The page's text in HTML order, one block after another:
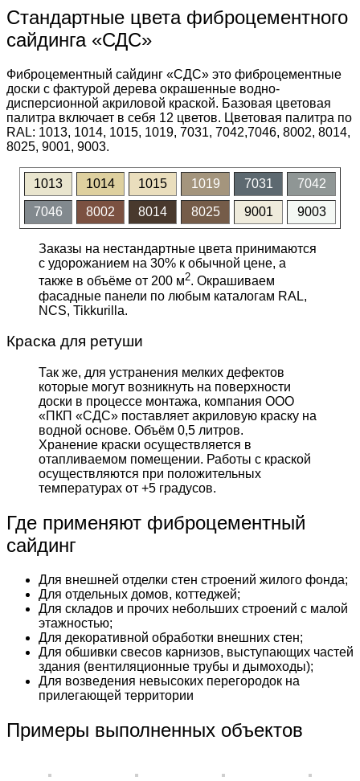
Стандартные цвета фиброцементного
сайдинга «СДС»
Фиброцементный сайдинг «СДС» это фиброцементные
доски с фактурой дерева окрашенные водно-
дисперсионной акриловой краской. Базовая цветовая
палитра включает в себя 12 цветов. Цветовая палитра по
RAL: 1013, 1014, 1015, 1019, 7031, 7042,7046, 8002, 8014,
8025, 9001, 9003.
1013 1014 1015 1019 7031 7042
7046 8002 8014 8025 9001 9003
Заказы на нестандартные цвета принимаются
с удорожанием на 30% к обычной цене, а
также в объёме от 200 м2. Окрашиваем
фасадные панели по любым каталогам RAL,
NCS, Tikkurilla.
Краска для ретуши
Так же, для устранения мелких дефектов
которые могут возникнуть на поверхности
доски в процессе монтажа, компания ООО
«ПКП «СДС» поставляет акриловую краску на
водной основе. Объём 0,5 литров.
Хранение краски осуществляется в
отапливаемом помещении. Работы с краской
осуществляются при положительных
температурах от +5 градусов.
Где применяют фиброцементный
сайдинг
Для внешней отделки стен строений жилого фонда;
Для отдельных домов, коттеджей;
Для складов и прочих небольших строений с малой
этажностью;
Для декоративной обработки внешних стен;
Для обшивки свесов карнизов, выступающих частей
здания (вентиляционные трубы и дымоходы);
Для возведения невысоких перегородок на
прилегающей территории
Примеры выполненных объектов